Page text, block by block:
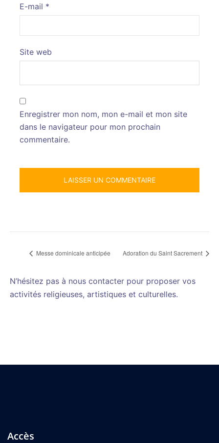
E-mail *
Site web
Enregistrer mon nom, mon e-mail et mon site
dans le navigateur pour mon prochain
commentaire.
Messe dominicale anticipée Adoration du Saint Sacrement
N’hésitez pas à nous contacter pour proposer vos
activités religieuses, artistiques et culturelles.
Accès